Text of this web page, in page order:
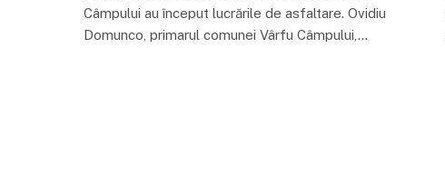
Câmpului au început lucrările de asfaltare. Ovidiu
Domunco, primarul comunei Vârfu Câmpului,…